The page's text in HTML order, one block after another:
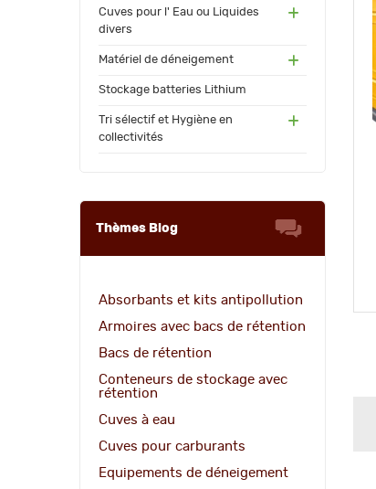
Cuves pour l' Eau ou Liquides
divers
(72)
Matériel de déneigement
(34
Stockage batteries Lithium
Tri sélectif et Hygiène en
collectivités
(13
Thèmes Blog
Absorbants et kits antipollution
Armoires avec bacs de rétention
Bacs de rétention
Conteneurs de stockage avec
rétention
Cuves à eau
Cuves pour carburants
Equipements de déneigement